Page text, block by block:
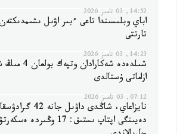
14:52, 03 تامىز 2026
اباي وبلىسىندا تاعى ءبىر اۋىل
تارتتى
14:23, 03 تامىز 2026
شىلدەدە شەكارادان
ازاماتى ۇستالدى
07:12, 03 تامىز 2026
نايزاعاي، شاڭدى داۋىل جانە 42 گرادۋسقا
دەيىنگى اپتاپ ىستىق: 17 وڭىردە